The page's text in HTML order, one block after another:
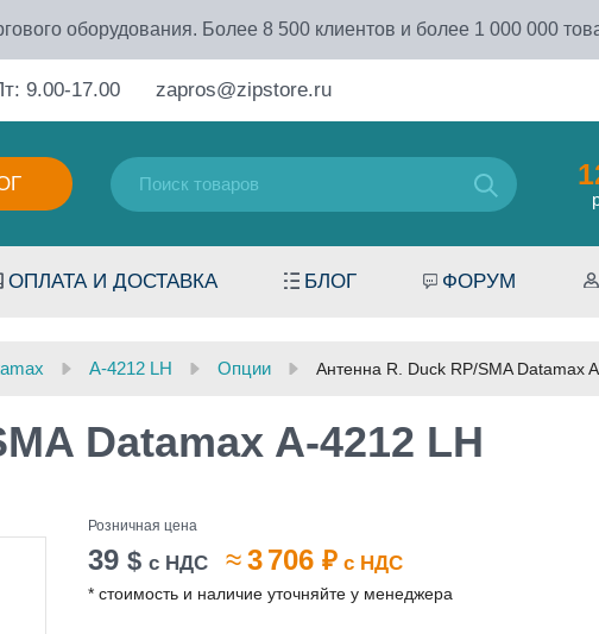
оборудования. Более 8 500 клиентов и более 1 000 000
9.00-17.00 zapros@zipstore.ru
ОПЛАТА И ДОСТАВКА БЛОГ ФОРУМ
A-4212 LH Опции Антенна R. Duck RP/SMA Datamax
Datamax A-4212 LH
Розничная цена
39 $ с НДС ≈3 706 ₽ с НДС
* стоимость и наличие уточняйте у менеджера